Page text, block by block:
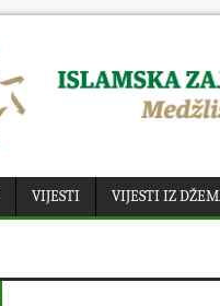
VIJESTI VIJESTI IZ